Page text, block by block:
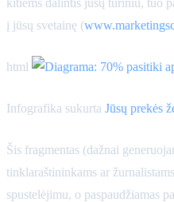
į jūsų svetainę (
html
Infografika sukurta Jūsų prekės
Šis fragmentas (dažnai
tinklaraštininkams ar
spustelėjimu, o paspaudžiamas